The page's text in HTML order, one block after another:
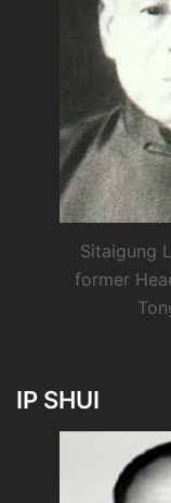
Sitaigung
former
IP SHUI